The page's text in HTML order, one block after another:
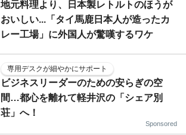
地元料理より、日本製レトルトのほうが
おいしい...「タイ馬鹿日本人が造ったカ
レー工場」に外国人が驚嘆するワケ
専用デスクが細やかにサポート
ビジネスリーダーのための安らぎの空
間…都心を離れて軽井沢の「シェア別
荘」へ！
Sponsored